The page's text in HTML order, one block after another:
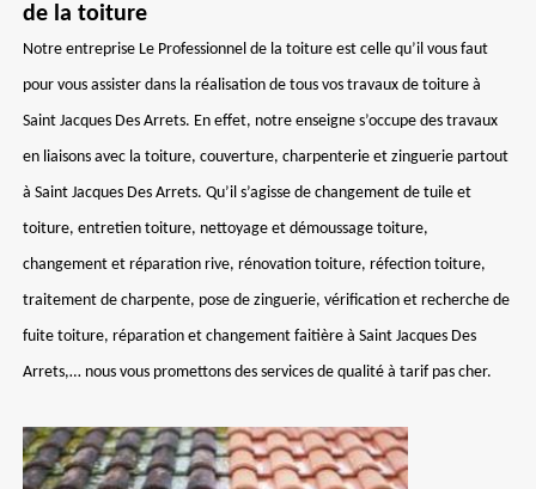
de la toiture
Notre entreprise Le Professionnel de la toiture est celle qu’il vous faut
pour vous assister dans la réalisation de tous vos travaux de toiture à
Saint Jacques Des Arrets. En effet, notre enseigne s’occupe des travaux
en liaisons avec la toiture, couverture, charpenterie et zinguerie partout
à Saint Jacques Des Arrets. Qu’il s’agisse de changement de tuile et
toiture, entretien toiture, nettoyage et démoussage toiture,
changement et réparation rive, rénovation toiture, réfection toiture,
traitement de charpente, pose de zinguerie, vérification et recherche de
fuite toiture, réparation et changement faitière à Saint Jacques Des
Arrets,… nous vous promettons des services de qualité à tarif pas cher.